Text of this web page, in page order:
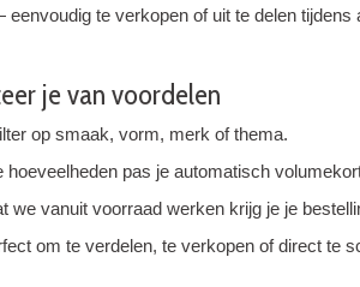
te verkopen of uit te delen tijdens
je van voordelen
op smaak, vorm, merk of thema.
pas je automatisch
we vanuit voorraad werken krijg je je
om te verdelen, te verkopen of direct te